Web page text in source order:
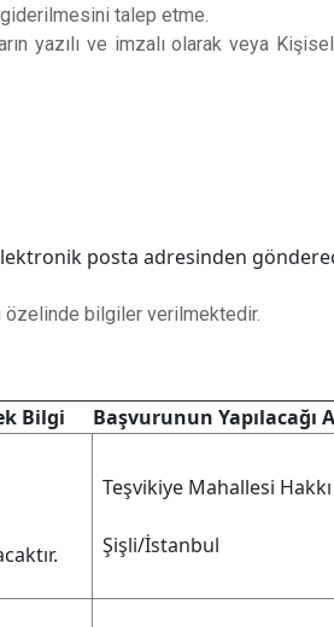
63
talep etme.
yazılı ve imzalı olarak veya
posta adresinden
özelinde bilgiler verilmektedir.
Bilgi Başvurunun Yapılacağı
Teşvikiye Mahallesi
Şişli/İstanbul